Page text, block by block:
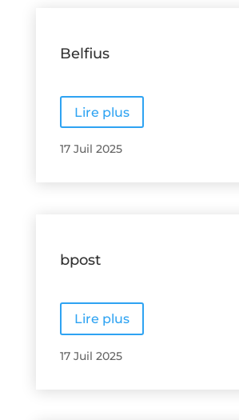
Belfius
Lire plus
17 Juil 2025
bpost
Lire plus
17 Juil 2025